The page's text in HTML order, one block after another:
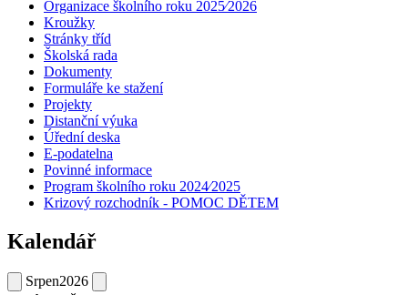
Organizace školního roku 2025⁄2026
Kroužky
Stránky tříd
Školská rada
Dokumenty
Formuláře ke stažení
Projekty
Distanční výuka
Úřední deska
E-podatelna
Povinné informace
Program školního roku 2024⁄2025
Krizový rozchodník - POMOC DĚTEM
Kalendář
Srpen2026